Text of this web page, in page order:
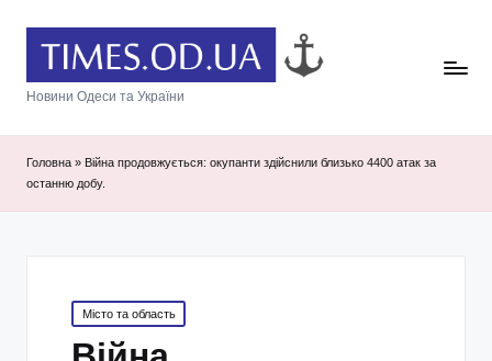
Новини Одеси та України
Головна » Війна продовжується: окупанти здійснили близько 4400 атак за
останню добу.
Posted
in
Місто та область